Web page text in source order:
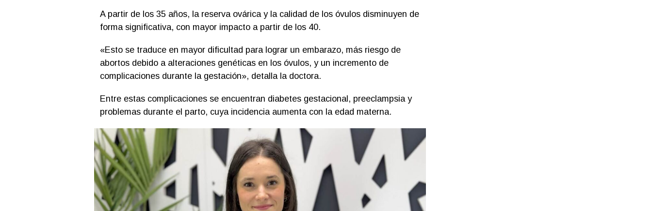
A partir de los 35 años, la reserva ovárica y la calidad de los óvulos disminuyen de
forma significativa, con mayor impacto a partir de los 40.
«Esto se traduce en mayor dificultad para lograr un embarazo, más riesgo de
abortos debido a alteraciones genéticas en los óvulos, y un incremento de
complicaciones durante la gestación», detalla la doctora.
Entre estas complicaciones se encuentran diabetes gestacional, preeclampsia y
problemas durante el parto, cuya incidencia aumenta con la edad materna.